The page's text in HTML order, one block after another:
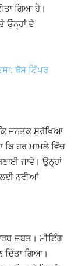
ਗਿਆ ਹੈ।
ਉਨ੍ਹਾਂ ਦੇ
ਬੱਸ ਟਿੱਪਰ
ਜਨਤਕ ਸੁਰੱਖਿਆ
ਕਿ ਹਰ ਮਾਮਲੇ ਵਿੱਚ
ਜਾਵੇ। ਉਨ੍ਹਾਂ
ਲਈ ਨਵੀਆਂ
ਜ਼ਬਤ। ਮੀਟਿੰਗ
ਦਿੱਤਾ ਗਿਆ।